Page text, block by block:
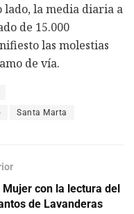
lado, la media diaria a
de 15.000
las molestias
de vía.
Santa Marta
con la lectura del
de Lavanderas